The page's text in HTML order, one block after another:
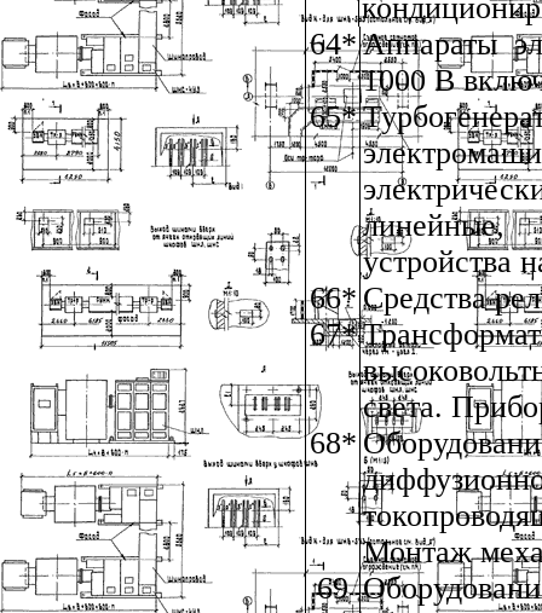
64*Аппараты
1000 В
65*
линейные,
устройства
66* Средства
67*
света.
68*
Монтаж
69